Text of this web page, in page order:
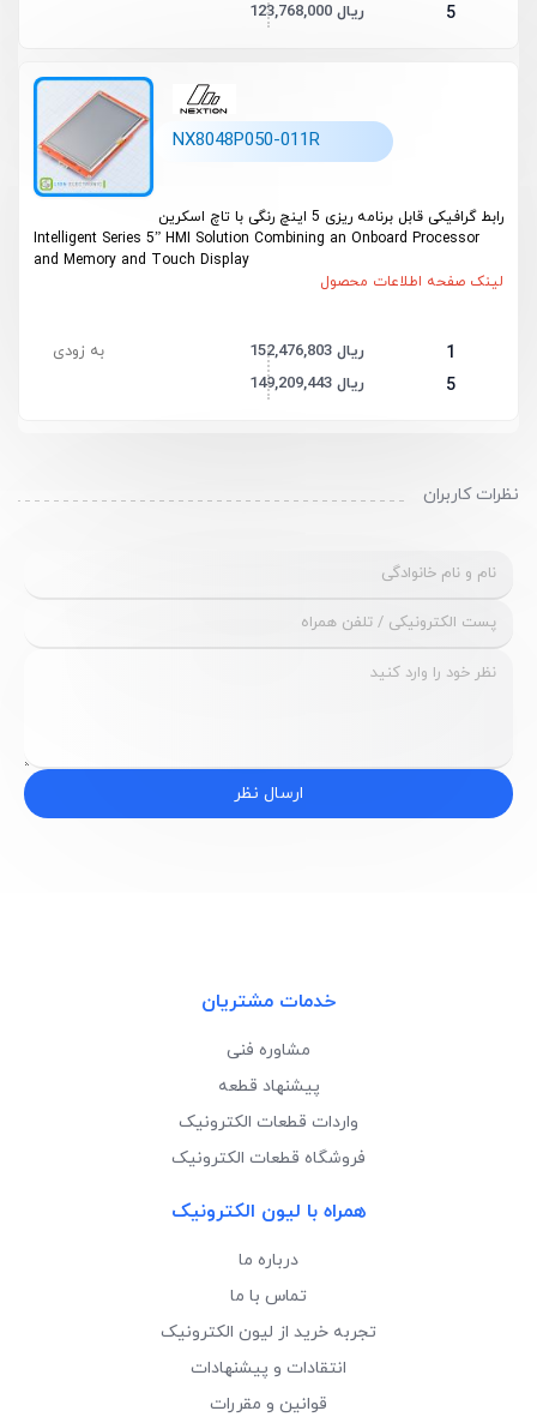
5 123,768,000 ریال
NX8048P050-011R
رابط گرافیکی قابل برنامه ریزی 5 اینچ رنگی با تاچ اسکرین
Intelligent Series 5” HMI Solution Combining an Onboard Processor
and Memory and Touch Display
لینک صفحه اطلاعات محصول
1 152,476,803 ریال
5 149,209,443 ریال
به زودی
نظرات کاربران
ارسال نظر
خدمات مشتریان
مشاوره فنی
پیشنهاد قطعه
واردات قطعات الکترونیک
فروشگاه قطعات الکترونیک
همراه با لیون الکترونیک
درباره ما
تماس با ما
تجربه خرید از لیون الکترونیک
انتقادات و پیشنهادات
قوانین و مقررات